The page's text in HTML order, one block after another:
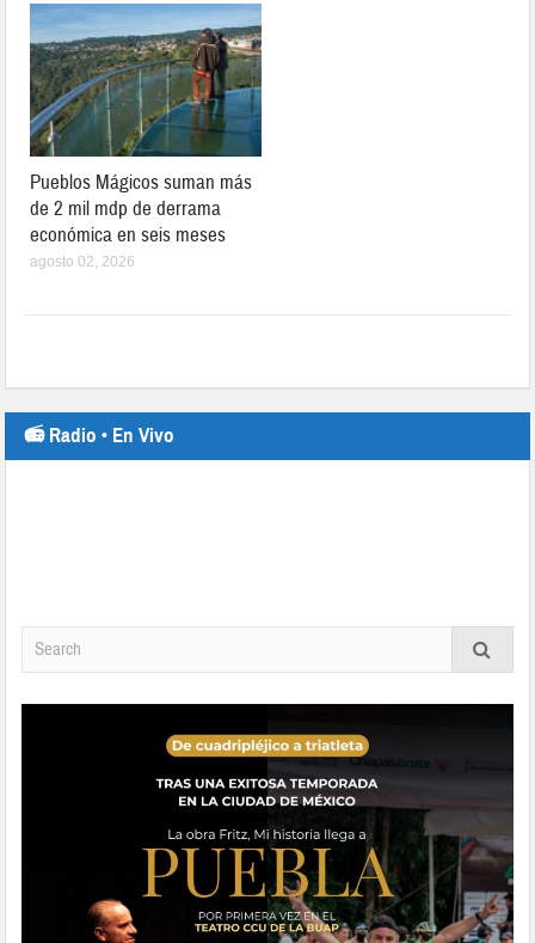
Pueblos Mágicos suman más
de 2 mil mdp de derrama
económica en seis meses
agosto 02, 2026
📻 Radio • En Vivo